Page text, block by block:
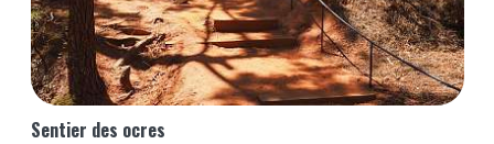
Sentier des ocres